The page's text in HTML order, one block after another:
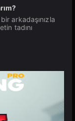
arkadaşınızla
tadını